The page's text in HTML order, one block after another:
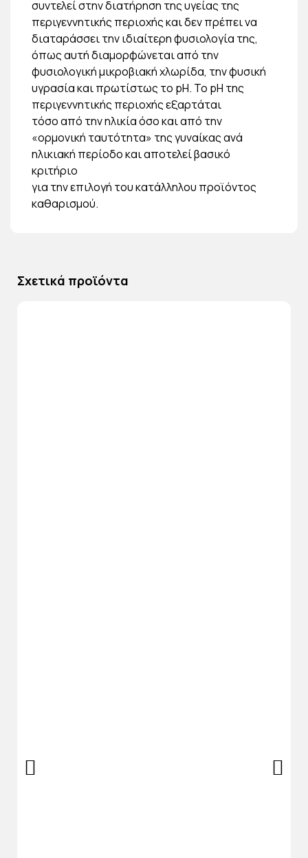
συντελεί στην διατήρηση της υγείας της
περιγεννητικής περιοχής και δεν πρέπει να
διαταράσσει την ιδιαίτερη φυσιολογία της,
όπως αυτή διαμορφώνεται από την
φυσιολογική μικροβιακή χλωρίδα, την φυσική
υγρασία και πρωτίστως το pH. Το pH της
περιγεννητικής περιοχής εξαρτάται
τόσο από την ηλικία όσο και από την
«ορμονική ταυτότητα» της γυναίκας ανά
ηλικιακή περίοδο και αποτελεί βασικό
κριτήριο
για την επιλογή του κατάλληλου προϊόντος
καθαρισμού.
Σχετικά προϊόντα